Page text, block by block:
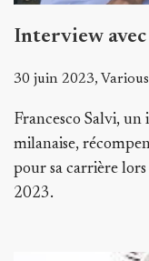
Interview
30 juin 2023, Various
Francesco Salvi,
milanaise,
pour sa carrière
2023.